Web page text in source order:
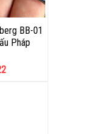
BB-01
Pháp